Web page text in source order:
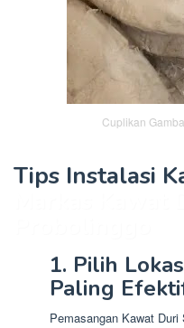
Cuplikan
Tips Instalasi
1. Pilih
Paling
Pemasangan Kawat